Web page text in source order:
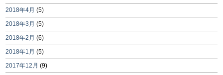
2018年4月 (5)
2018年3月 (5)
2018年2月 (6)
2018年1月 (5)
2017年12月 (9)